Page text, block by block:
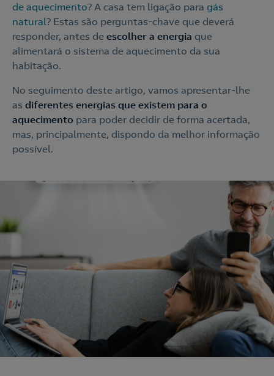
de aquecimento? A casa tem ligação para gás
natural? Estas são perguntas-chave que deverá
responder, antes de escolher a energia que
alimentará o sistema de aquecimento da sua
habitação.
No seguimento deste artigo, vamos apresentar-lhe
as diferentes energias que existem para o
aquecimento para poder decidir de forma acertada,
mas, principalmente, dispondo da melhor informação
possível.